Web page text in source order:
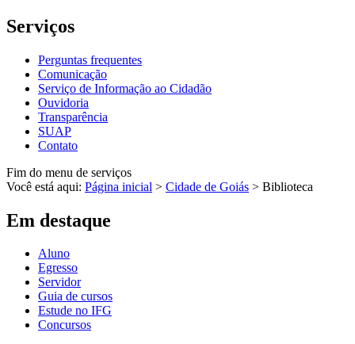
Serviços
Perguntas frequentes
Comunicação
Serviço de Informação ao Cidadão
Ouvidoria
Transparência
SUAP
Contato
Fim do menu de serviços
Você está aqui: Página inicial > Cidade de Goiás > Biblioteca
Em destaque
Aluno
Egresso
Servidor
Guia de cursos
Estude no IFG
Concursos